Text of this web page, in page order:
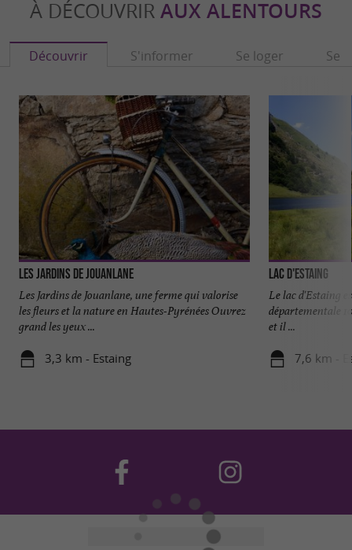
À DÉCOUVRIR AUX ALENTOURS
Découvrir S'informer Se loger Se
Les Jardins de Jouanlane
Les Jardins de Jouanlane, une ferme qui valorise
les fleurs et la nature en Hautes-Pyrénées Ouvrez
grand les yeux ...
3,3 km - Estaing
Lac d'Estaing
Le lac d'Estaing
départementale
et il ...
7,6 km -